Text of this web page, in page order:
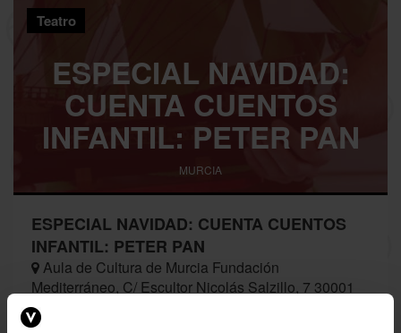
Teatro
ESPECIAL NAVIDAD:
CUENTA CUENTOS
INFANTIL: PETER PAN
MURCIA
ESPECIAL NAVIDAD: CUENTA CUENTOS
INFANTIL: PETER PAN
Aula de Cultura de Murcia Fundación
Mediterráneo, C/ Escultor Nicolás Salzillo, 7 30001
Murcia